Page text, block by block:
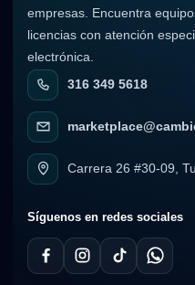
empresas. Encuentra
licencias con atención
electrónica.
316 349 5618
Carrera 26 #30-09,
Síguenos en redes sociales